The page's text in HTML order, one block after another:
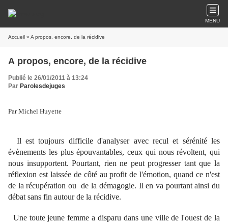
MENU
Accueil » A propos, encore, de la récidive
A propos, encore, de la récidive
Publié le 26/01/2011 à 13:24
Par Parolesdejuges
Par Michel Huyette
Il est toujours difficile d'analyser avec recul et sérénité les
évènements les plus épouvantables, ceux qui nous révoltent, qui
nous insupportent. Pourtant, rien ne peut progresser tant que la
réflexion est laissée de côté au profit de l'émotion, quand ce n'est
de la récupération ou de la démagogie. Il en va pourtant ainsi du
débat sans fin autour de la récidive.
Une toute jeune femme a disparu dans une ville de l'ouest de la